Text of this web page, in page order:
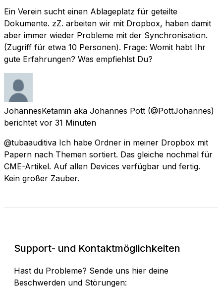
Ein Verein sucht einen Ablageplatz für geteilte
Dokumente. zZ. arbeiten wir mit Dropbox, haben damit
aber immer wieder Probleme mit der Synchronisation.
(Zugriff für etwa 10 Personen). Frage: Womit habt Ihr
gute Erfahrungen? Was empfiehlst Du?
JohannesKetamin aka Johannes Pott (@PottJohannes)
berichtet vor 31 Minuten
@tubaauditiva Ich habe Ordner in meiner Dropbox mit
Papern nach Themen sortiert. Das gleiche nochmal für
CME-Artikel. Auf allen Devices verfügbar und fertig.
Kein großer Zauber.
Support- und Kontaktmöglichkeiten
Hast du Probleme? Sende uns hier deine
Beschwerden und Störungen: